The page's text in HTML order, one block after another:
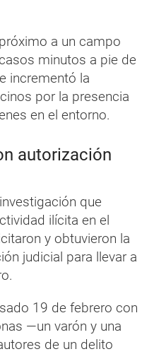
a un campo
minutos a pie de
incrementó la
por la presencia
en el entorno.
autorización
que
ilícita en el
y obtuvieron la
judicial para llevar a
19 de febrero con
—un varón y una
de un delito